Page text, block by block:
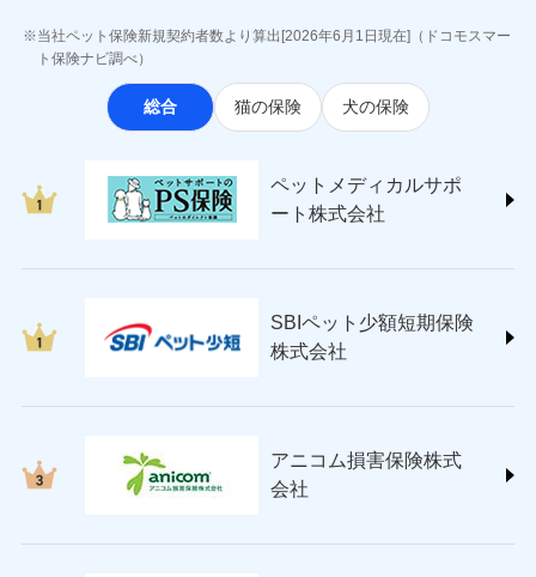
(https://www.sbisonpo.co.jp/)
ジェイアイ傷害火災保険株式会社
(https://www.jihoken.co.jp/)
ソニー損害保険株式会社
(https://www.sonysonpo.co.jp/)
japan.co.jp/)
ＳＯＭＰＯダイレクト損害保険株式会社
チューリッヒ保険会社 (https://www.zurich.co.jp/)
(https://www.tokiomarine-nichido.co.jp/)
日新火災海上保険株式会社
三井住友海上火災保険株式会社 (https://www.ms-
ins.com/)
三井ダイレクト損害保険株式会社
当社ペット保険新規契約者数より算出[2026年6月1日現在]（ドコモスマー
ト保険ナビ調べ）
総合 猫の保険 犬の保険
ペットメディカルサポ
ート株式会社
SBIペット少額短期保険
株式会社
アニコム損害保険株式
会社